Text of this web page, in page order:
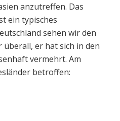
anzutreffen. Das
ein typisches
sehen wir den
er hat sich in den
vermehrt. Am
betroffen: